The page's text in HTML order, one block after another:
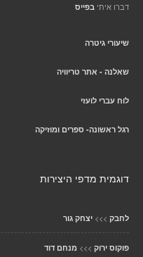
דברו איתי בפייס
שיעורי גיטרה
שאלנה - אתר טריוויה
לוח עברי לועזי
רגל ראשונה- ספרים ומוזיקה
דוגמית מדפי היצירות
לחבק >>> יצחק גור
פוקוס ירוק >>> מנחם דוד